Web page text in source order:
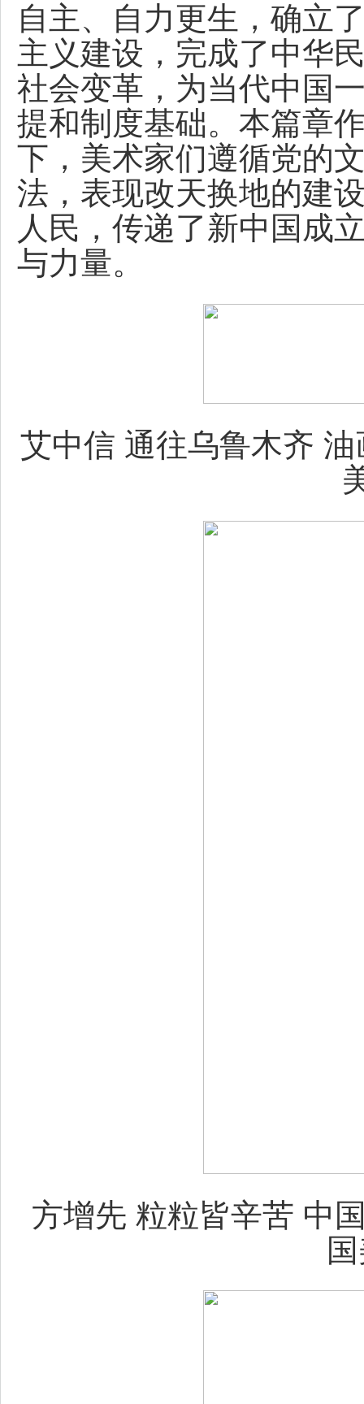
自主、自力更生，确立
主义建设，完成了中华
社会变革，为当代中国
提和制度基础。本篇章
下，美术家们遵循党的
法，表现改天换地的建
人民，传递了新中国成
与力量。
艾中信 通往乌鲁木齐
方增先 粒粒皆辛苦 中